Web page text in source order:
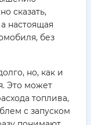
сказать,
настоящая
без
но, как и
Это может
топлива,
с запуском